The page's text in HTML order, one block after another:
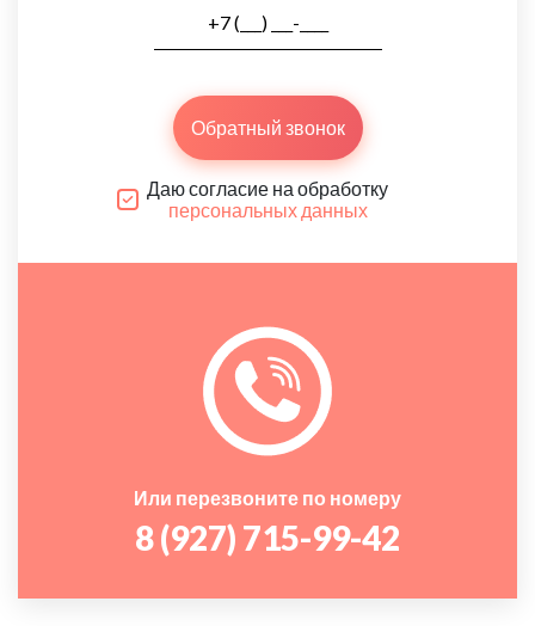
Обратный звонок
Даю согласие на обработку
персональных данных
Или перезвоните по номеру
8 (927) 715-99-42